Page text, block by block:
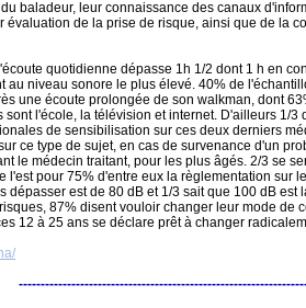
baladeur, leur connaissance des canaux
de la prise de risque, ainsi que de la
quotidienne dépasse 1h 1/2 dont 1 h en
au niveau sonore le plus élevé. 40% de
une écoute prolongée de son walkman, dont
l'école, la télévision et internet. D'ailleurs 1/
de sensibilisation sur ces deux derniers
ce type de sujet, en cas de survenance d'un
le médecin traitant, pour les plus âgés. 2/3 se
l'est pour 75% d'entre eux la règlementation sur
dépasser est de 80 dB et 1/3 sait que 100 dB est
87% disent vouloir changer leur mode de
12 à 25 ans se déclare prêt à changer